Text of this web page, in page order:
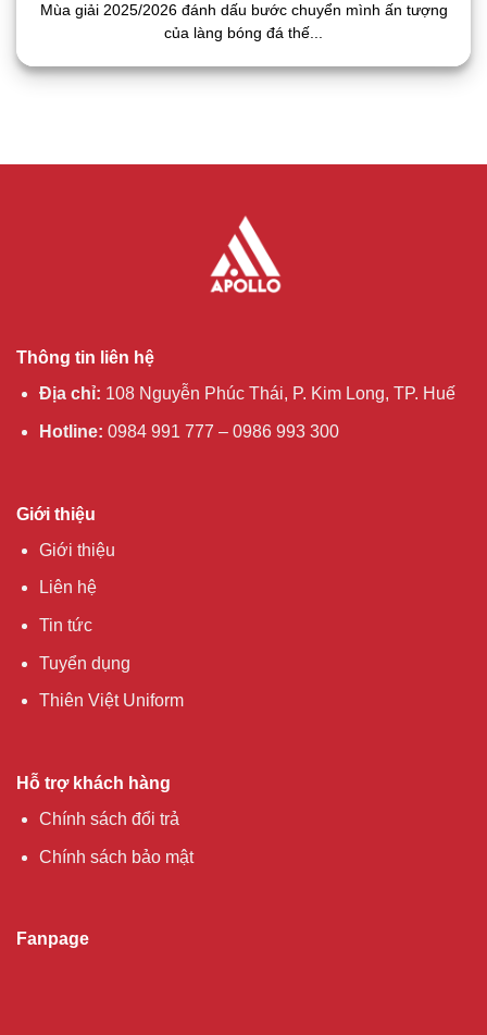
Mùa giải 2025/2026 đánh dấu bước chuyển mình ấn tượng
của làng bóng đá thế...
Thông tin liên hệ
Địa chỉ: 108 Nguyễn Phúc Thái, P. Kim Long, TP. Huế
Hotline: 0984 991 777 – 0986 993 300
Giới thiệu
Giới thiệu
Liên hệ
Tin tức
Tuyển dụng
Thiên Việt Uniform
Hỗ trợ khách hàng
Chính sách đổi trả
Chính sách bảo mật
Fanpage